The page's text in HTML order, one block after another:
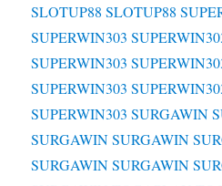
SLOTUP88 SLOTUP88
SUPERWIN303
SUPERWIN303
SUPERWIN303
SUPERWIN303 SURGAWIN
SURGAWIN SURGAWIN
SURGAWIN SURGAWIN